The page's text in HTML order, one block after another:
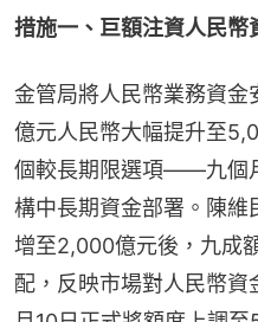
措施一、巨額注資人民幣
金管局將人民幣業務資
億元人民幣大幅提升至
個較長期限選項——九個
構中長期資金部署。陳
增至2,000億元後，九成
配，反映市場對人民幣